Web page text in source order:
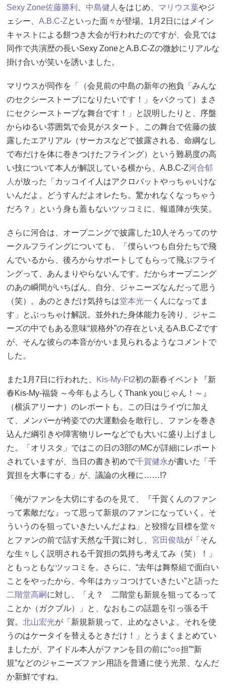
Sexy Zone佐藤勝利 中島健人 をはじめ、 マリウス葉やジ
ェシー、 A.B.C-Zといった面々が登場。1月2日にはメイン
キャストによる餅つき大会が行われたのですが、会見では
同作で共演歴の長いSexy ZoneとA.B.C-Zの微妙にリアルな
掛け合いが笑いを誘いました。
マリウスが同作を「（会見前の中島の新年の抱負「みんな
のセクシーストーブになりたいです！」をパクって）まさ
にセクシーストーブな舞台です！」と説明したりと、序盤
からゆるい雰囲気で会見がスタート。この舞台で佐藤の披
露したエアリアル（サーカスなどで披露される、命綱なし
で布だけを体に巻きつけたフライング）という難易度の高
い技について本人が解説している横から、A.B.C-Z河合郁
人 が放った「カッコイイ人はアクロバットやっちゃいけな
いんだよ。どうすんだよオレたち。驚かれなくなっちゃう
だろ？」という身も蓋もないツッコミに、報道陣が失笑。
さらに河合は、オープニングで披露した10人そろってのサ
ークルフライングについても、「僕らいつも自分たちで飛
んでいるから、後ろからサポートしてもらって飛ぶフライ
ングって、あんまりやらないんです。だからオープニング
のあの瞬間がいちばん、自分、ジャニーズなんだって思う
（笑）。あのときだけ気持ちは堂本光一 くんになってま
す」とぶっちゃけ解説。並外れた身体能力を誇り、ジャニ
ーズの中でもある意味“規格外”の存在といえるA.B.C-Zです
が、そんな彼らの本音がかいま見られるようなコメントで
した。
また1月7日に行われた、 Kis-My-Ft2初の新春イベント『新
春Kis-My-福袋 ～今年もよろしくThank youじゃん！～』
（横浜アリーナ）のレポートも。この日はライヴに加え
て、メンバーが袴姿での大運動会を敢行し、ファンを巻き
込んだ綱引きや障害物リレーなどでも大いに盛り上げまし
た。「オリスタ」ではこの日の3部のMCが詳細にレポート
されていますが、当日の書き初めで千賀健永が書いた「千
賀担を大事にする」が、議論の火種に……!?
「俺がファンを大切にするのを見て、『千賀くんのファン
って素敵だな』って思って新規のファンになっていく。そ
ういうのを狙っていきたいんだよね」と狡猾な目標を堂々
とファンの前で話す天然な千賀に対し、 宮田俊哉が「そん
な生々しく説明される千賀担の気持ち考えてみ（笑）！」
ともっともなツッコミを。さらに、“去年は舞祭組で面白い
ことをやったから、今年はカッコつけていきたい”と語った
二階堂高嗣 に対し、「え？ 二階堂も新規を狙ってるって
ことか（ガクブル）」と、なおもこの話題を引っ張る千
賀。 北山宏光が「新規新規って、止めなさいよ。それを使
うのはケータイを替えるときだけ！」とうまくまとめてい
ましたが、アイドル本人がファンを目の前に“○○担”“新
規”などのジャニーズファン用語を普通に使う光景、なんだ
か新鮮ですね。